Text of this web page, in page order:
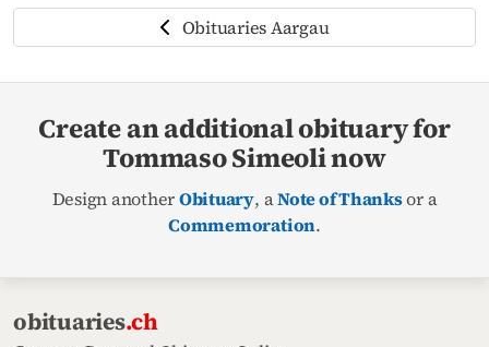
Obituaries Aargau
Create an additional obituary for
Tommaso Simeoli now
Design anotherObituary, aNote of Thanksor a
Commemoration.
obituaries.ch